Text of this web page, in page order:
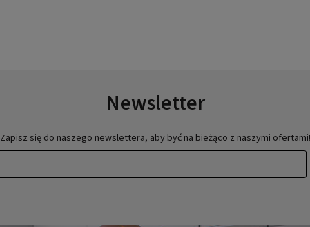
Newsletter
Zapisz się do naszego newslettera, aby być na bieżąco z naszymi ofertami!